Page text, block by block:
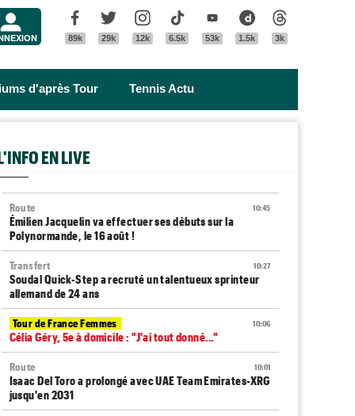
Facebook
89k
Twitter
29k
Instagram
12k
Tik Tok
6.5k
Youtube
53k
Dailymotion
1.5k 3k
d'après Tour Tennis Actu
EN LIVE
10:45
Route
Émilien Jacquelin va effectuer ses débuts sur la
Polynormande, le 16 août !
10:27
Transfert
Soudal Quick-Step a recruté un talentueux sprinteur
allemand de 24 ans
10:06
Tour de France Femmes
Célia Géry, 5e à domicile : "J'ai tout donné..."
10:01
Route
Isaac Del Toro a prolongé avec UAE Team Emirates-XRG
jusqu'en 2031